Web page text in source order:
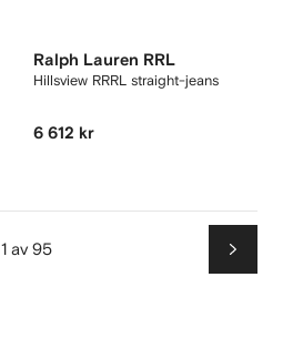
Ralph Lauren RRL
Hillsview RRRL straight-jeans
6 612 kr
1 av 95
Nästa